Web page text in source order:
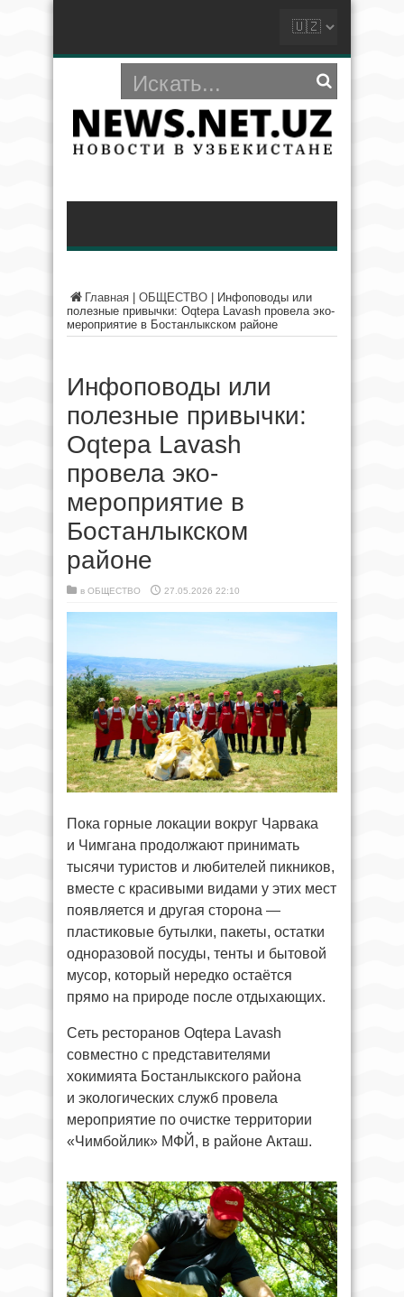
Главная ОБЩЕСТВО
Инфоповоды или
полезные привычки: Oqtepa Lavash провела эко-
мероприятие в Бостанлыкском районе
Инфоповоды или
полезные привычки:
Oqtepa Lavash
провела эко-
мероприятие в
Бостанлыкском
районе
в ОБЩЕСТВО 27.05.2026 22:10
Пока горные локации вокруг Чарвака
и Чимгана продолжают принимать
тысячи туристов и любителей пикников,
вместе с красивыми видами у этих мест
появляется и другая сторона —
пластиковые бутылки, пакеты, остатки
одноразовой посуды, тенты и бытовой
мусор, который нередко остаётся
прямо на природе после отдыхающих.
Сеть ресторанов Oqtepa Lavash
совместно с представителями
хокимията Бостанлыкского района
и экологических служб провела
мероприятие по очистке территории
«Чимбойлик» МФЙ, в районе Акташ.